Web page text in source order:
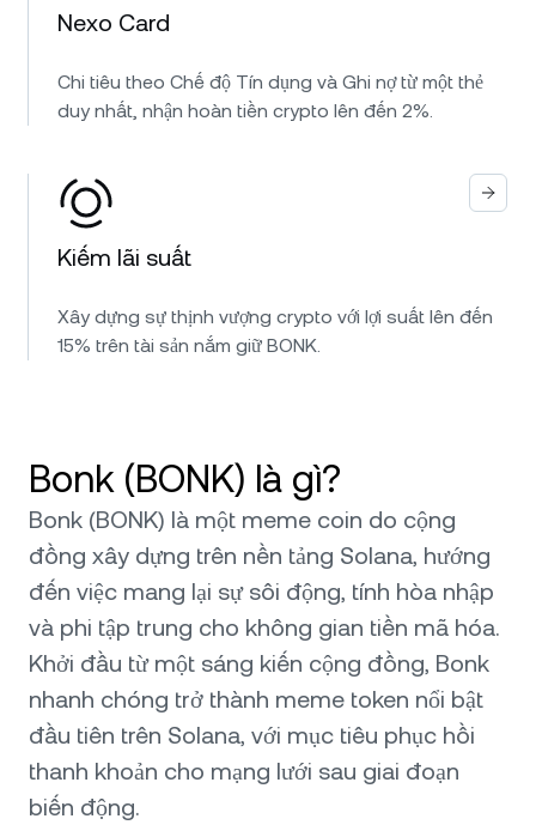
Nexo Card
Chi tiêu theo Chế độ Tín dụng và Ghi nợ từ một thẻ
duy nhất, nhận hoàn tiền crypto lên đến 2%.
Kiếm lãi suất
Xây dựng sự thịnh vượng crypto với lợi suất lên đến
15% trên tài sản nắm giữ BONK.
Bonk (BONK) là gì?
Bonk (BONK) là một meme coin do cộng
đồng xây dựng trên nền tảng Solana, hướng
đến việc mang lại sự sôi động, tính hòa nhập
và phi tập trung cho không gian tiền mã hóa.
Khởi đầu từ một sáng kiến cộng đồng, Bonk
nhanh chóng trở thành meme token nổi bật
đầu tiên trên Solana, với mục tiêu phục hồi
thanh khoản cho mạng lưới sau giai đoạn
biến động.